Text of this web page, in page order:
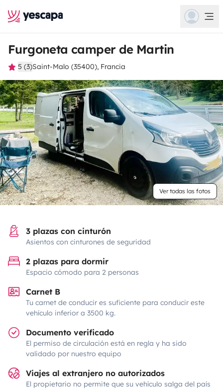
Furgoneta camper de Martin
5 (3)Saint-Malo (35400), Francia
Ver todas las fotos
3 plazas con cinturón
Asientos con cinturones de seguridad
2 plazas para dormir
Espacio cómodo para 2 personas
Carnet B
Tu carnet de conducir es suficiente para conducir este
vehículo inferior a 3500 kg.
Documento verificado
El permiso de circulación está en regla y ha sido
validado por nuestro equipo
Viajes al extranjero no autorizados
El propietario no permite que su vehículo salga del país